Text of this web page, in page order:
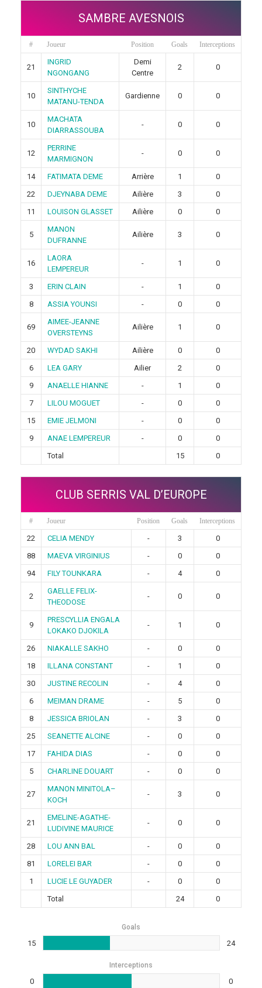
SAMBRE AVESNOIS
# Joueur Position Goals Interceptions
21
INGRID
NGONGANG
Demi
Centre
2 0
10
SINTHYCHE
MATANU-TENDA
Gardienne 0 0
10
MACHATA
DIARRASSOUBA
- 0 0
12
PERRINE
MARMIGNON
- 0 0
14 FATIMATA DEME Arrière 1
0
22
DJEYNABA DEME Ailière 3
0
11
LOUISON GLASSET Ailière 0 0
5
MANON
DUFRANNE
Ailière 3 0
16
LAORA
LEMPEREUR
- 1 0
3 ERIN CLAIN - 1
0
8
ASSIA YOUNSI - 0 0
69
AIMEE-JEANNE
OVERSTEYNS
Ailière 1 0
20 WYDAD SAKHI Ailière 0
0
6
LEA GARY Ailier 2
0
9
ANAELLE HIANNE - 1
0
7
LILOU MOGUET - 0
0
15
EMIE JELMONI - 0
0
9
ANAE LEMPEREUR - 0
0
Total
15 0
CLUB SERRIS VAL D’EUROPE
# Joueur Position Goals Interceptions
22 CELIA MENDY - 3
0
88
MAEVA VIRGINIUS - 0
0
94
FILY TOUNKARA - 4 0
2
GAELLE FELIX-
THEODOSE
- 0 0
9
PRESCYLLIA ENGALA
LOKAKO DJOKILA
- 1 0
26 NIAKALLE SAKHO - 0
0
18
ILLANA CONSTANT - 1
0
30
JUSTINE RECOLIN - 4
0
6
MEIMAN DRAME - 5
0
8
JESSICA BRIOLAN - 3
0
25
SEANETTE ALCINE - 0
0
17
FAHIDA DIAS - 0
0
5
CHARLINE DOUART - 0 0
27
MANON MINITOLA–
KOCH
- 3 0
21
EMELINE-AGATHE-
LUDIVINE MAURICE
- 0 0
28 LOU ANN BAL - 0
0
81
LORELEI BAR - 0
0
1
LUCIE LE GUYADER - 0
0
Total
24 0
Goals
15 24
Interceptions
0 0